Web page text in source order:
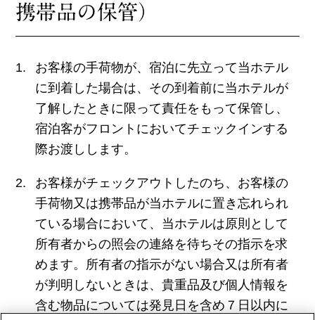
携帯品の保管）
お客様の手荷物が、宿泊に先立って当ホテル
に到着した場合は、その到着前に当ホテルが
了解したときに限って責任をもって保管し、
宿泊客がフロントにおいてチェックインする
際お渡しします。
お客様がチェックアウトしたのち、お客様の
手荷物又は携帯品が当ホテルに置き忘れられ
ている場合において、当ホテルは原則として
所有者からの照会の連絡を待ちその指示を求
めます。所有者の指示がない場合又は所有者
が判明しないときは、貴重品及び個人情報を
含む物品については発見日を含め７日以内に